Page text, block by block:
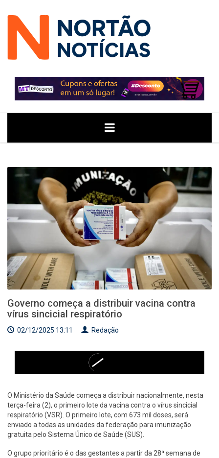
GERAL POLITICA ECONOMIA JUSTIÇA
Governo começa a distribuir vacina contra
vírus sincicial respiratório
02/12/2025 13:11 Redação
O Ministério da Saúde começa a distribuir nacionalmente, nesta
terça-feira (2), o primeiro lote da vacina contra o vírus sincicial
respiratório (VSR). O primeiro lote, com 673 mil doses, será
enviado a todas as unidades da federação para imunização
gratuita pelo Sistema Único de Saúde (SUS).
O grupo prioritário é o das gestantes a partir da 28ª semana de